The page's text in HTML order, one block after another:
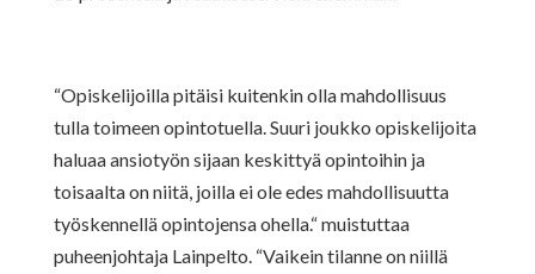
“Opiskelijoilla pitäisi kuitenkin olla mahdollisuus
tulla toimeen opintotuella. Suuri joukko opiskelijoita
haluaa ansiotyön sijaan keskittyä opintoihin ja
toisaalta on niitä, joilla ei ole edes mahdollisuutta
työskennellä opintojensa ohella.“ muistuttaa
puheenjohtaja Lainpelto. “Vaikein tilanne on niillä